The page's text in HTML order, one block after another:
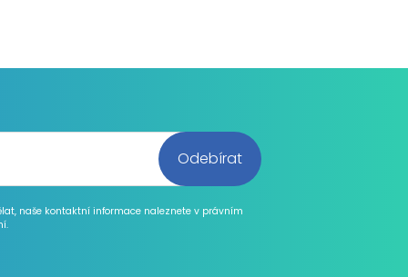
naše kontaktní informace naleznete v právním